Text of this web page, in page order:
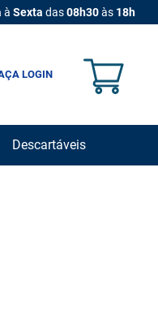
à Sexta das08h30às 18h
LOGIN
Descartáveis